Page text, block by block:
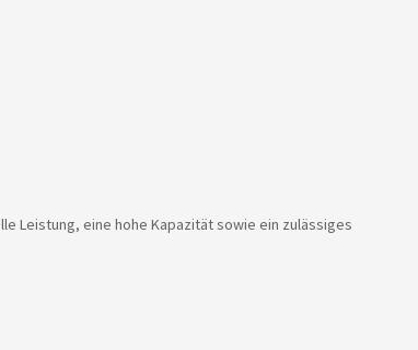
Leistung, eine hohe Kapazität sowie ein zulässiges